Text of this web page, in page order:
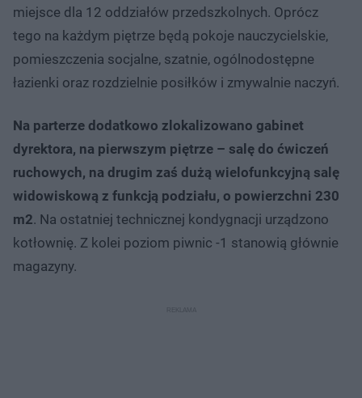
miejsce dla 12 oddziałów przedszkolnych. Oprócz
tego na każdym piętrze będą pokoje nauczycielskie,
pomieszczenia socjalne, szatnie, ogólnodostępne
łazienki oraz rozdzielnie posiłków i zmywalnie naczyń.
Na parterze dodatkowo zlokalizowano gabinet
dyrektora, na pierwszym piętrze – salę do ćwiczeń
ruchowych, na drugim zaś dużą wielofunkcyjną salę
widowiskową z funkcją podziału, o powierzchni 230
m2. Na ostatniej technicznej kondygnacji urządzono
kotłownię. Z kolei poziom piwnic -1 stanowią głównie
magazyny.